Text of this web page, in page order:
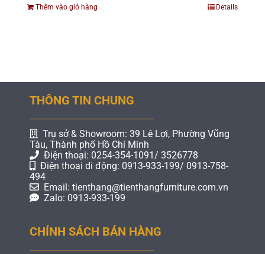
Thêm vào giỏ hàng Details
THÔNG TIN CHUNG
Trụ sở & Showroom: 39 Lê Lợi, Phường Vũng
Tàu, Thành phố Hồ Chí Minh
Điện thoại: 0254-354-1091/ 3526778
Điện thoại di động: 0913-933-199/ 0913-758-
494
Email: tienthang@tienthangfurniture.com.vn
Zalo: 0913-933-199
CHÍNH SÁCH BÁN HÀNG